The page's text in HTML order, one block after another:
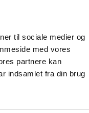
til sociale medier og
med vores
partnere kan
indsamlet fra din brug
Kontakt Udgivelser
Medicinsk